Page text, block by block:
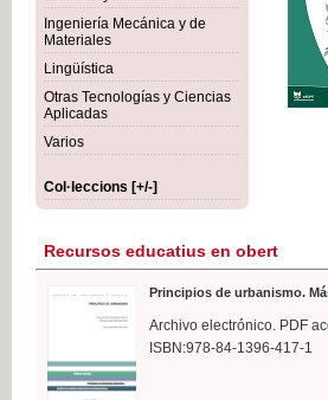
Ingeniería Mecánica y de
Materiales
Lingüística
Otras Tecnologías y Ciencias
Aplicadas
Varios
Col·leccions [+/-]
Recursos educatius en obert
Principios de urbanismo.
Archivo electrónico. PDF
ISBN:978-84-1396-417-1